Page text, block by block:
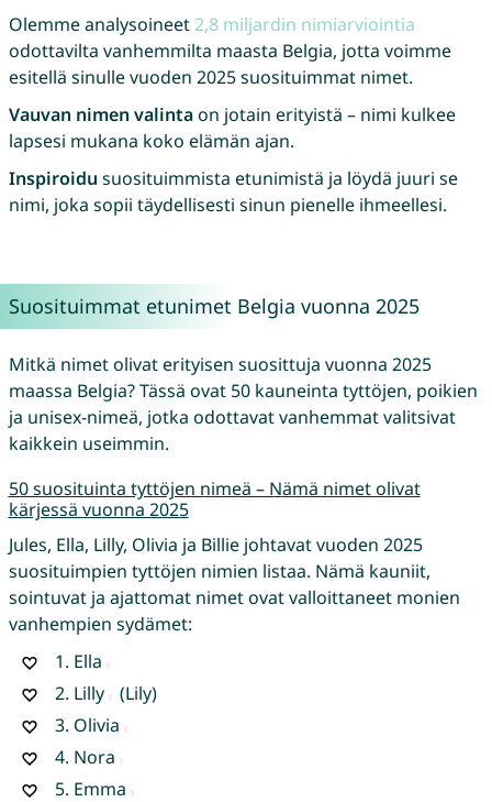
Olemme analysoineet2,8 miljardin nimiarviointia
odottavilta vanhemmilta maasta Belgia, jotta voimme
esitellä sinulle vuoden 2025 suosituimmat nimet.
Vauvan nimen valintaon jotain erityistä – nimi kulkee
lapsesi mukana koko elämän ajan.
Inspiroidu suosituimmista etunimistä ja löydä juuri se
nimi, joka sopii täydellisesti sinun pienelle ihmeellesi.
Suosituimmat etunimet Belgia vuonna 2025
Mitkä nimet olivat erityisen suosittuja vuonna 2025
maassa Belgia? Tässä ovat 50 kauneinta tyttöjen, poikien
ja unisex-nimeä, jotka odottavat vanhemmat valitsivat
kaikkein useimmin.
50 suosituinta tyttöjen nimeä – Nämä nimet olivat
kärjessä vuonna 2025
Jules, Ella, Lilly, Olivia ja Billie johtavat vuoden 2025
suosituimpien tyttöjen nimien listaa. Nämä kauniit,
sointuvat ja ajattomat nimet ovat valloittaneet monien
vanhempien sydämet:
1. Ella
2. Lilly
(Lily)
3. Olivia
4. Nora
5. Emma